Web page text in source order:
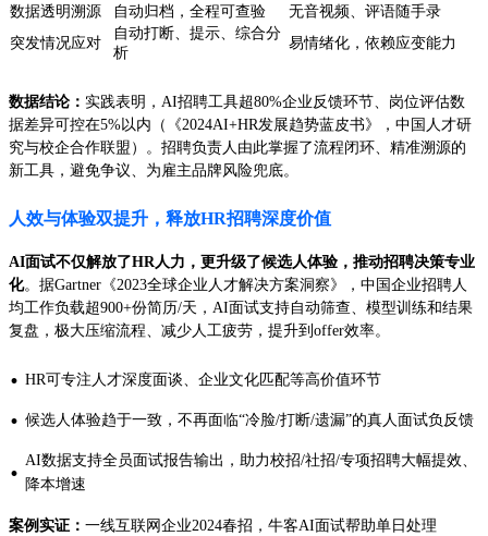
数据透明溯源
自动归档，全程可查验
无音视频、评语随手录
突发情况应对
自动打断、提示、综合分
析
易情绪化，依赖应变能力
数据结论： 实践表明，AI招聘工具超80%企业反馈环节、岗位评估数
据差异可控在5%以内（《2024AI+HR发展趋势蓝皮书》，中国人才研
究与校企合作联盟）。招聘负责人由此掌握了流程闭环、精准溯源的
新工具，避免争议、为雇主品牌风险兜底。
人效与体验双提升，释放HR招聘深度价值
AI面试不仅解放了HR人力，更升级了候选人体验，推动招聘决策专业
化。据Gartner《2023全球企业人才解决方案洞察》，中国企业招聘人
均工作负载超900+份简历/天，AI面试支持自动筛查、模型训练和结果
复盘，极大压缩流程、减少人工疲劳，提升到offer效率。
· HR可专注人才深度面谈、企业文化匹配等高价值环节
· 候选人体验趋于一致，不再面临“冷脸/打断/遗漏”的真人面试负反馈
· AI数据支持全员面试报告输出，助力校招/社招/专项招聘大幅提效、
降本增速
案例实证： 一线互联网企业2024春招，牛客AI面试帮助单日处理